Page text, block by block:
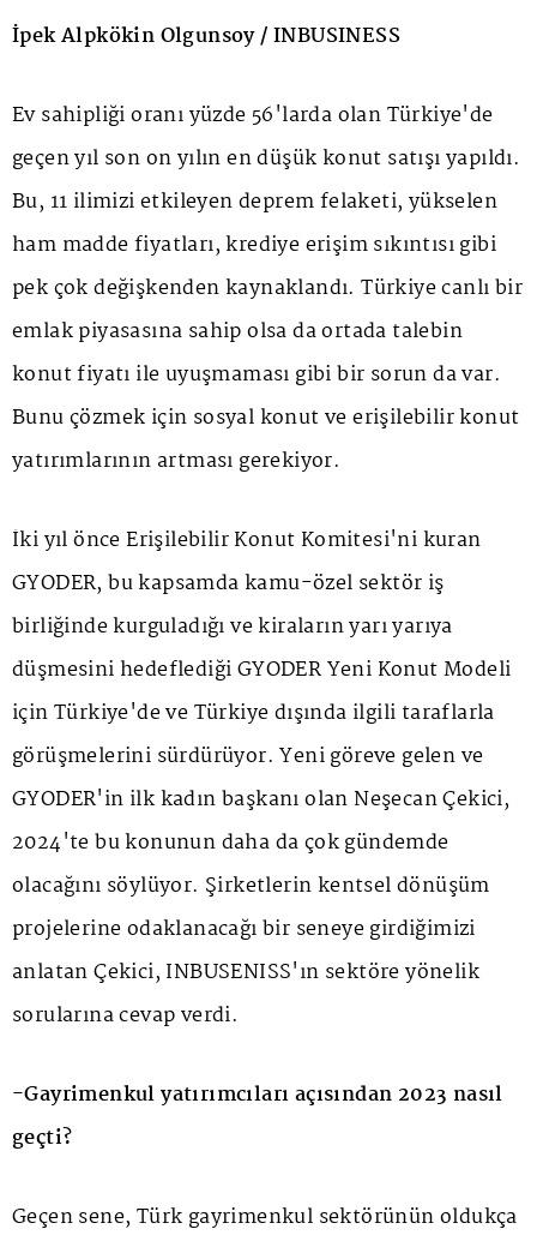
İpek Alpkökin Olgunsoy / INBUSINESS
Ev sahipliği oranı yüzde 56'larda olan Türkiye'de
geçen yıl son on yılın en düşük konut satışı yapıldı.
Bu, 11 ilimizi etkileyen deprem felaketi, yükselen
ham madde fiyatları, krediye erişim sıkıntısı gibi
pek çok değişkenden kaynaklandı. Türkiye canlı bir
emlak piyasasına sahip olsa da ortada talebin
konut fiyatı ile uyuşmaması gibi bir sorun da var.
Bunu çözmek için sosyal konut ve erişilebilir konut
yatırımlarının artması gerekiyor.
İki yıl önce Erişilebilir Konut Komitesi'ni kuran
GYODER, bu kapsamda kamu-özel sektör iş
birliğinde kurguladığı ve kiraların yarı yarıya
düşmesini hedeflediği GYODER Yeni Konut Modeli
için Türkiye'de ve Türkiye dışında ilgili taraflarla
görüşmelerini sürdürüyor. Yeni göreve gelen ve
GYODER'in ilk kadın başkanı olan Neşecan Çekici,
2024'te bu konunun daha da çok gündemde
olacağını söylüyor. Şirketlerin kentsel dönüşüm
projelerine odaklanacağı bir seneye girdiğimizi
anlatan Çekici, INBUSENISS'ın sektöre yönelik
sorularına cevap verdi.
-Gayrimenkul yatırımcıları açısından 2023 nasıl
geçti?
Geçen sene, Türk gayrimenkul sektörünün oldukça